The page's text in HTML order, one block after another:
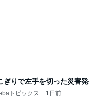
で特別なお線香でのご供養
トピックス 1日前